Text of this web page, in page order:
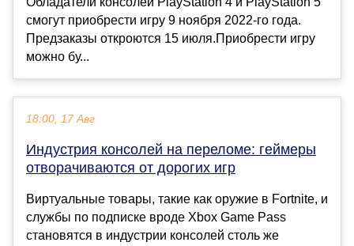
смогут приобрести игру 9 ноября 2022-го года.
Предзаказы откроются 15 июля.Приобрести игру
можно бу...
18:00, 17 Авг
Индустрия консолей на переломе: геймеры
отворачиваются от дорогих игр
Виртуальные товары, такие как оружие в Fortnite, и
службы по подписке вроде Xbox Game Pass
становятся в индустрии консолей столь же